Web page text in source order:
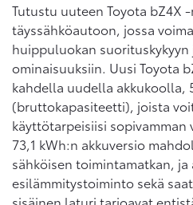
Tutustu uuteen Toyota bZ4X
täyssähköautoon, jossa
huippuluokan
ominaisuuksiin. Uusi Toyota
kahdella uudella akkukoolla,
(bruttokapasiteetti), joista
käyttötarpeisiisi
73,1 kWh:n akkuversio
sähköisen toimintamatkan, ja
esilämmitystoiminto sekä